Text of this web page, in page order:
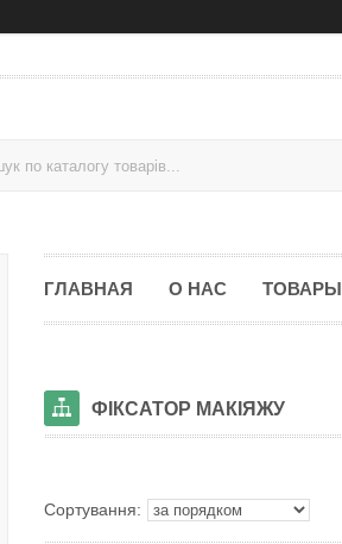
ГЛАВНАЯ О НАС ТОВАРЫ
ФІКСАТОР МАКІЯЖУ